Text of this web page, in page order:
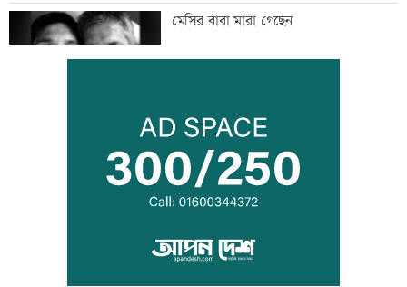
মেসির বাবা মারা গেছেন
বিএনপি গণমাধ্যমের স্বাধীনতায় বিশ্বাস করে:
প্রতিমন্ত্রী টুকু
তিস্তা মহাপরিকল্পনার কাজ শিগগিরই শুরু
হচ্ছে: প্রতিমন্ত্রী ফরহাদ